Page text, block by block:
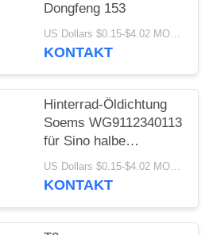
Dongfeng 153
US Dollars $0.15-$4.02 MOQ:10pcs
KONTAKT
Hinterrad-Öldichtung
Soems WG9112340113
für Sino halbe
Gummihälfte Steyr-
LKW-190x220x30
US Dollars $0.15-$4.02 MOQ:50 Sätze
KONTAKT